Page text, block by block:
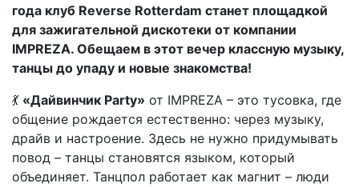
года клуб Reverse Rotterdam станет площадкой
для зажигательной дискотеки от компании
IMPREZA. Обещаем в этот вечер классную музыку,
танцы до упаду и новые знакомства!
💃 «Дайвинчик Party» от IMPREZA – это тусовка, где
общение рождается естественно: через музыку,
драйв и настроение. Здесь не нужно придумывать
повод – танцы становятся языком, который
объединяет. Танцпол работает как магнит – люди